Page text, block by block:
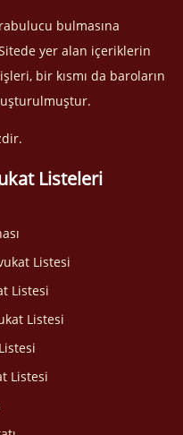
bulmasına
yer alan içeriklerin
bir kısmı da baroların
Listeleri
Listesi
Listesi
Listesi
Listesi